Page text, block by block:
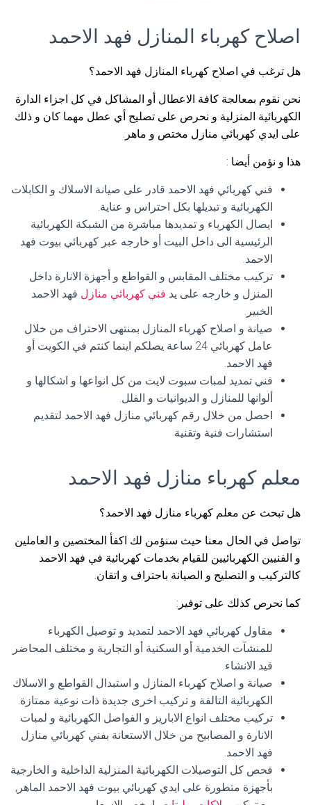
اصلاح كهرباء المنازل فهد الاحمد
هل ترغب في اصلاح كهرباء المنازل فهد الاحمد؟
نحن نقوم بمعالجة كافة الاعطال أو المشاكل في كل اجزاء الدارة
الكهربائية المنزلية و نحرص على تصليح أي عطل مهما كان و ذلك
على ايدي كهربائي منازل مختص و ماهر.
هذا و نؤمن أيضا :
فني كهربائي فهد الاحمد قادر على صيانة الاسلاك و الكابلات
الكهربائية و تبديلها بكل احتراس و عناية.
ايصال الكهرباء و تمديدها مباشرة من الشبكة الكهربائية
الرئيسية الى داخل البيت أو خارجه عبر كهربائي بيوت فهد
الاحمد.
تركيب مختلف المقابس و القواطع و أجهزة الانارة داخل
المنزل و خارجه على يد فني كهربائي منازل فهد الاحمد
الخبير.
صيانة و اصلاح كهرباء المنازل بمنتهى الاحتراف من خلال
عامل كهربائي 24 ساعة يصلكم اينما كنتم في الكويت أو
فهد الاحمد.
فني تمديد لمبات سبوت لايت من كل انواعها و اشكالها و
ألوانها للمنازل و الديوانيات و الفلل.
احصل من خلال رقم كهربائي منازل فهد الاحمد لتقديم
استشارات فنية وتقنية
معلم كهرباء منازل فهد الاحمد
هل تبحث عن معلم كهرباء منازل فهد الاحمد؟
تواصل في الحال معنا حيث سنؤمن لك اكفأ المختصين و العاملين
و الفنيين الكهربائيين للقيام بخدمات كهربائية في فهد الاحمد
كالتركيب و التصليح و الصيانة باحتراف و اتقان.
كما نحرص كذلك على توفير:
مقاول كهربائي فهد الاحمد لتمديد و توصيل الكهرباء
للمنشآت الخدمية أو السكنية أو التجارية و مختلف المحاضر
قيد الانشاء.
صيانة و اصلاح كهرباء المنازل و استبدال القواطع و الاسلاك
الكهربائية التالفة و تركيب اخرى جديدة ذات نوعية ممتازة.
تركيب مختلف انواع الاباريز و الفواصل الكهربائية و لمبات
الانارة و المصابيح من خلال الاستعانة بفني كهربائي منازل
فهد الاحمد.
فحص كل التوصيلات الكهربائية المنزلية الداخلية و الخارجية
بأجهزة متطورة على ايدي كهربائي بيوت فهد الاحمد الماهر,